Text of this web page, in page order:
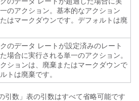
のアクション。基本的なアクション
はマークダウンです。デフォルトは廃
のデータ レートが設定済みのレート
場合に実行される単一のアクション。
ションは、廃棄またはマークダウンで
トは廃棄です。
引数」表の引数はすべて省略可能です